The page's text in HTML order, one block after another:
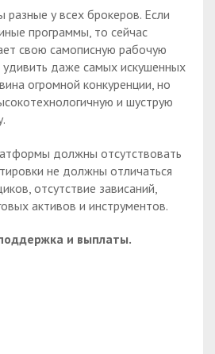
у всех брокеров. Если
программы, то сейчас
свою самописную рабочую
даже самых искушенных
огромной конкуренции, но
и шуструю
должны отсутствовать
не должны отличаться
отсутствие зависаний,
активов и инструментов.
и выплаты.